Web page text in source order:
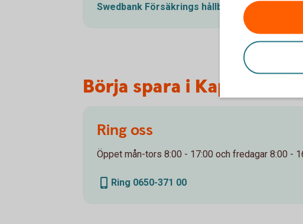
Swedbank Försäkrings hållbarhetsarbete
Börja spara i Kapitalspar
Ring oss
Öppet mån-tors 8:00 - 17:00 och fredagar 8:00 -
Ring 0650-371 00